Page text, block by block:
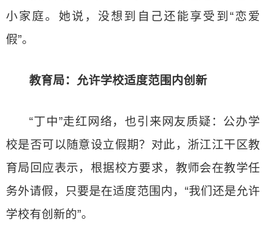
小家庭。她说，没想到自己还能享受到“恋爱
假”。
教育局：允许学校适度范围内创新
“丁中”走红网络，也引来网友质疑：公办学
校是否可以随意设立假期？对此，浙江江干区教
育局回应表示，根据校方要求，教师会在教学任
务外请假，只要是在适度范围内，“我们还是允许
学校有创新的”。